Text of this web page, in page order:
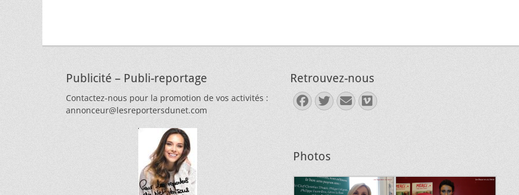
Publicité – Publi-reportage
Contactez-nous pour la promotion de vos activités :
annonceur@lesreportersdunet.com
Retrouvez-nous
Facebook
Twitter
E-
mail
Vimeo
Photos